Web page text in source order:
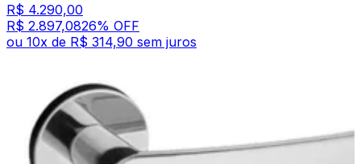
R$ 4.290,00
R$ 2.897,0826% OFF
ou 10x de R$ 314,90 sem juros